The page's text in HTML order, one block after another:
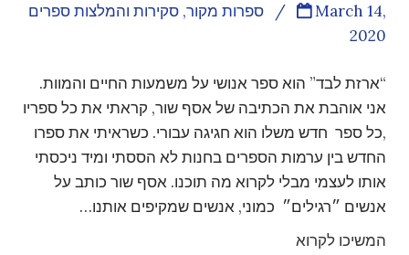
ספרות מקור, סקירות והמלצות ספרים /
March 14,
2020
“ארזת לבד” הוא ספר אנושי על משמעות החיים והמוות.
אני אוהבת את הכתיבה של אסף שור, קראתי את כל ספריו
,כל ספר חדש משלו הוא חגיגה עבורי. כשראיתי את ספרו
החדש בין ערמות הספרים בחנות לא הססתי ומיד ניכסתי
אותו לעצמי מבלי לקרוא מה תוכנו. אסף שור כותב על
אנשים ״רגילים״ כמוני, אנשים שמקיפים אותנו…
המשיכו לקרוא